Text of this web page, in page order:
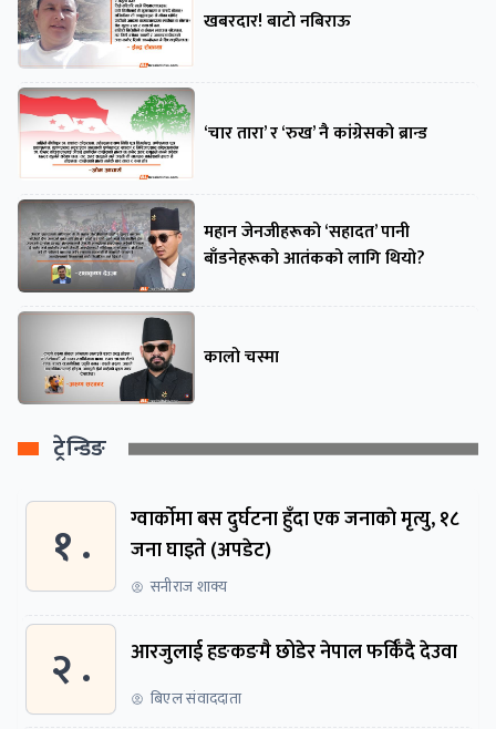
खबरदार! बाटो नबिराऊ
‘चार तारा’ र ‘रुख’ नै कांग्रेसको ब्रान्ड
महान जेनजीहरूको ‘सहादत’ पानी
बाँडनेहरूको आतंकको लागि थियो?
कालो चस्मा
ट्रेन्डिङ
१ .
ग्वार्काेमा बस दुर्घटना हुँदा एक जनाकाे मृत्यु, १८
जना घाइते (अपडेट)
सनीराज शाक्य
२ . आरजुलाई हङकङमै छोडेर नेपाल फर्किँदै देउवा
बिएल संवाददाता